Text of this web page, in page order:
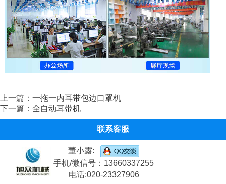
上一篇： 一拖一内耳带包边口罩机
下一篇： 全自动耳带机
联系客服
董小露:
手机/微信号：13660337255
电话:020-23327906